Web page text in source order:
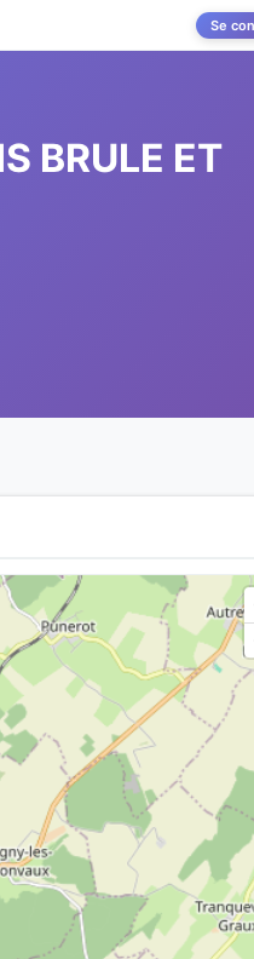
Se
BRULE ET